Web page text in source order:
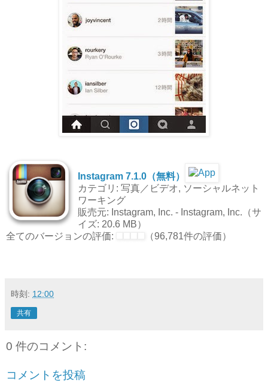
Instagram 7.1.0（無料）
カテゴリ: 写真／ビデオ, ソーシャルネット
ワーキング
販売元: Instagram, Inc. - Instagram, Inc.（サ
イズ: 20.6 MB）
全てのバージョンの評価:
（96,781件の評価）
時刻: 12:00
共有
0 件のコメント:
コメントを投稿